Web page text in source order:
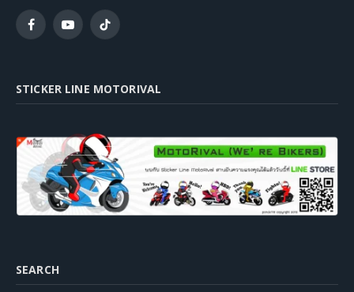
FacebookYouTubeTikTok
STICKER LINE MOTORIVAL
SEARCH